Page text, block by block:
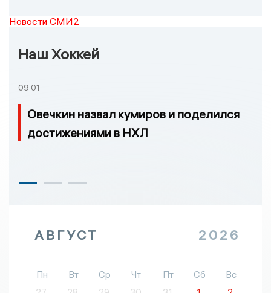
Новости СМИ2
Наш Хоккей
09:01
Овечкин назвал кумиров и поделился
достижениями в НХЛ
АВГУСТ 2026
Пн Вт Ср Чт Пт Сб
Вс